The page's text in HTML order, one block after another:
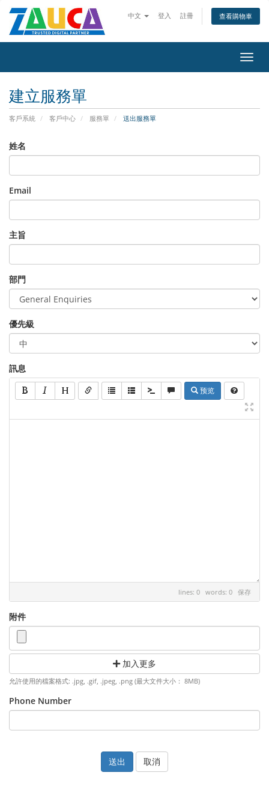
中文 登入 註冊 查看購物車
切
換
建立服務單
客戶系統 客戶中心 服務單 送出服務單
姓名
Email
主旨
部門
優先級
訊息
预览
lines: 0 words: 0 保存
附件
加入更多
允許使用的檔案格式: .jpg, .gif, .jpeg, .png (最大文件大小： 8MB)
Phone Number
取消